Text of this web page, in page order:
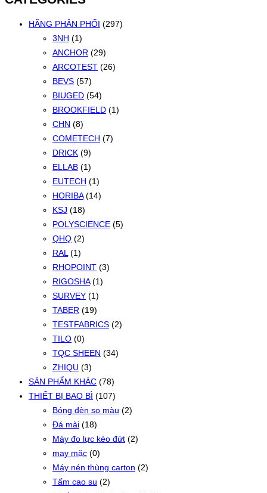
HÃNG PHÂN PHỐI (297)
3NH (1)
ANCHOR (29)
ARCOTEST (26)
BEVS (57)
BIUGED (54)
BROOKFIELD (1)
CHN (8)
COMETECH (7)
DRICK (9)
ELLAB (1)
EUTECH (1)
HORIBA (14)
KSJ (18)
POLYSCIENCE (5)
QHQ (2)
RAL (1)
RHOPOINT (3)
RIGOSHA (1)
SURVEY (1)
TABER (19)
TESTFABRICS (2)
TILO (0)
TQC SHEEN (34)
ZHIQU (3)
SẢN PHẨM KHÁC (78)
THIẾT BỊ BAO BÌ (107)
Bóng đèn so màu (2)
Đá mài (18)
Máy đo lực kéo đứt (2)
may mặc (0)
Máy nén thùng carton (2)
Tấm cao su (2)